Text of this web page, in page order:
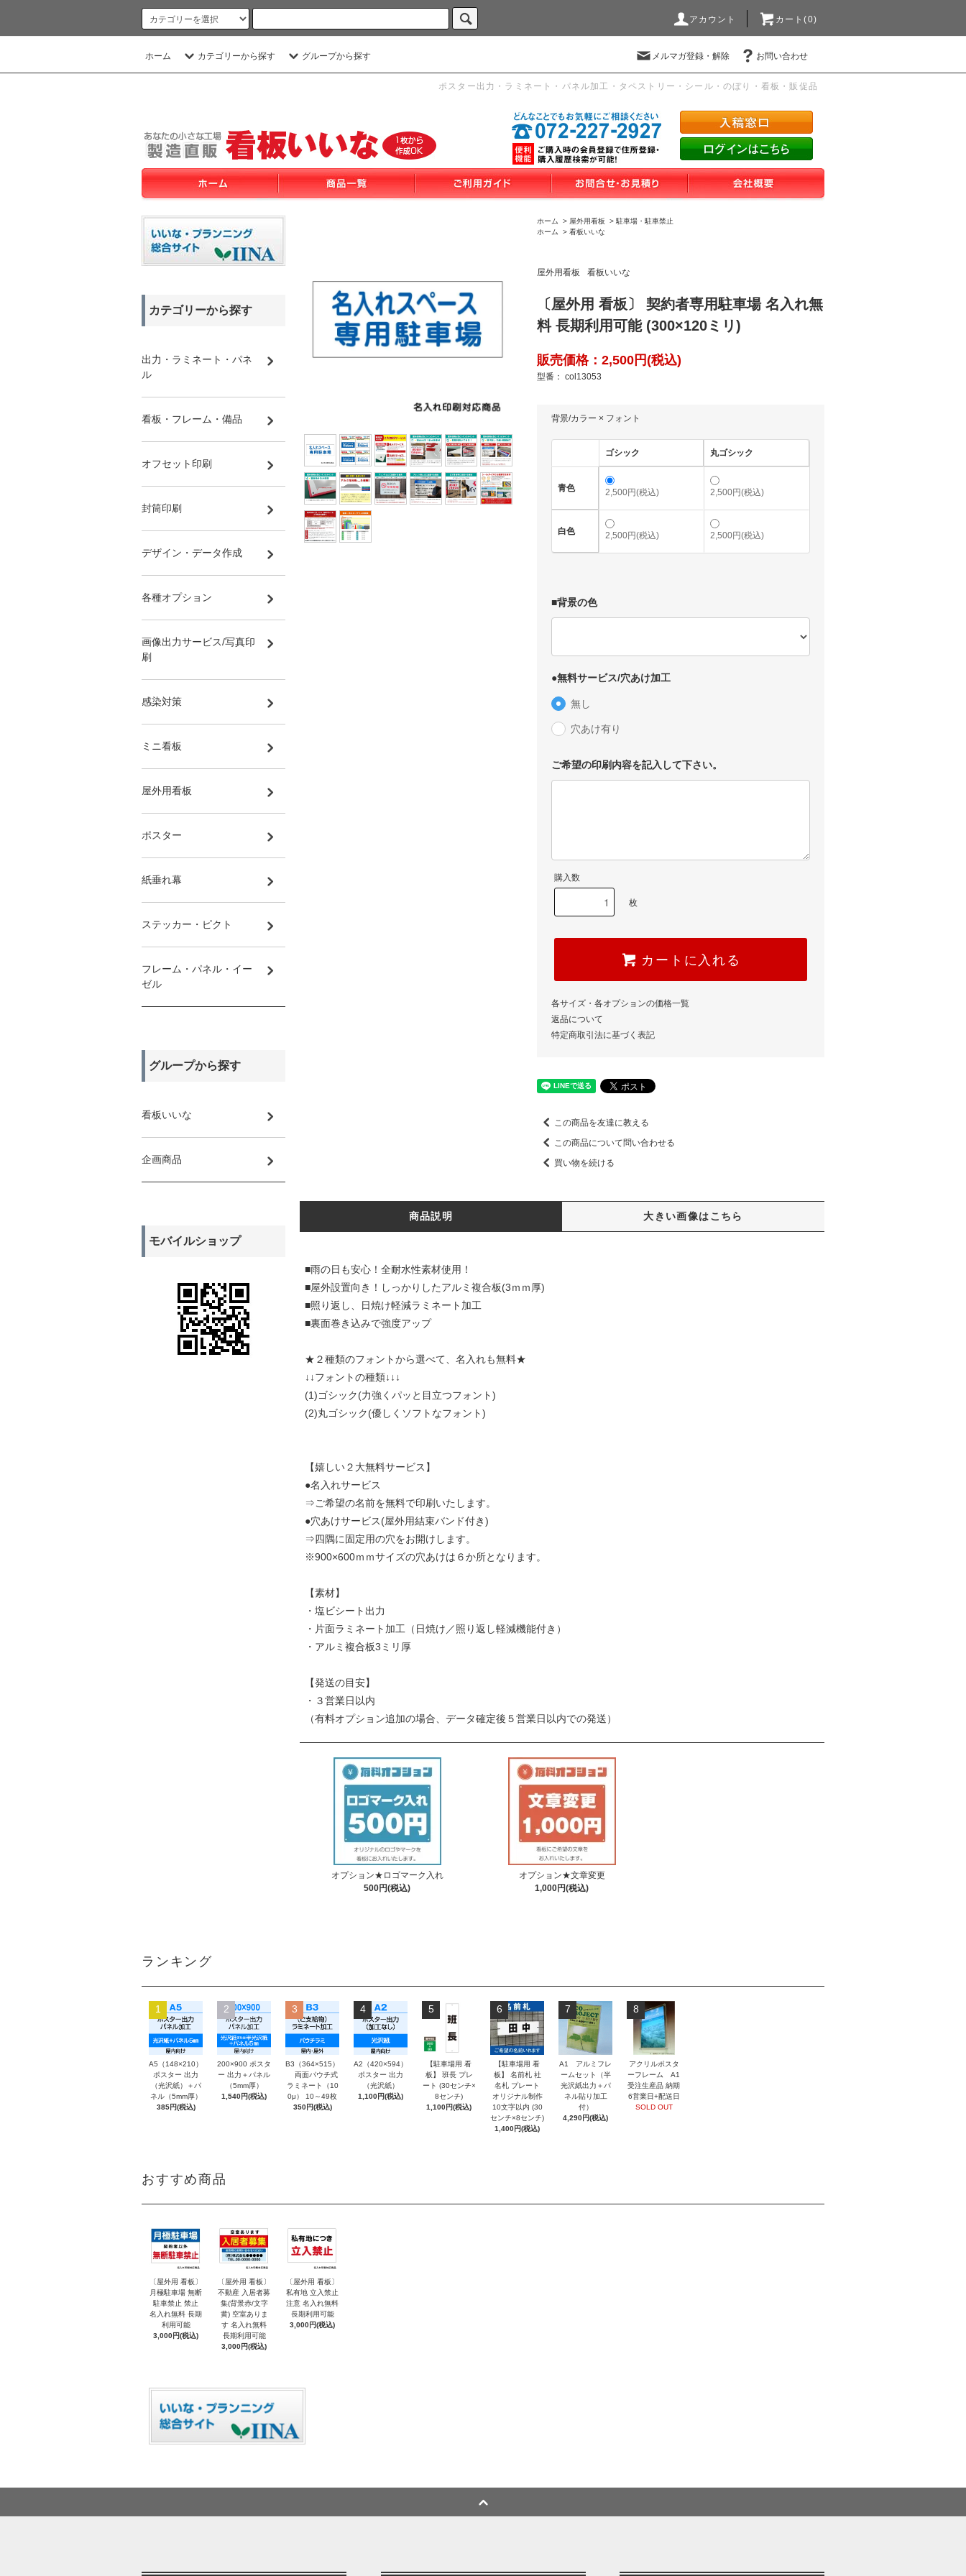
アカウント カート(0)
ホーム カテゴリーから探す グループから探す メルマガ登録・解除 お問い合わせ
ポスター出力・ラミネート・パネル加工・タペストリー・シール・のぼり・看板・販促品
ホーム > 屋外用看板 > 駐車場・駐車禁止
ホーム
> 看板いいな
屋外用看板 看板いいな
〔屋外用 看板〕 契約者専用駐車場 名入れ無
料 長期利用可能 (300×120ミリ)
販売価格：2,500円(税込)
型番： col13053
背景/カラー × フォント
ゴシック 丸ゴシック
青色 2,500円(税込) 2,500円(税込)
白色 2,500円(税込) 2,500円(税込)
■背景の色
●無料サービス/穴あけ加工
無し
穴あけ有り
ご希望の印刷内容を記入して下さい。
購入数
枚
カートに入れる
各サイズ・各オプションの価格一覧
返品について
特定商取引法に基づく表記
この商品を友達に教える
この商品について問い合わせる
買い物を続ける
商品説明 大きい画像はこちら
■雨の日も安心！全耐水性素材使用！
■屋外設置向き！しっかりしたアルミ複合板(3ｍｍ厚)
■照り返し、日焼け軽減ラミネート加工
■裏面巻き込みで強度アップ
★２種類のフォントから選べて、名入れも無料★
↓↓フォントの種類↓↓↓
(1)ゴシック(力強くパッと目立つフォント)
(2)丸ゴシック(優しくソフトなフォント)
【嬉しい２大無料サービス】
●名入れサービス
⇒ご希望の名前を無料で印刷いたします。
●穴あけサービス(屋外用結束バンド付き)
⇒四隅に固定用の穴をお開けします。
※900×600ｍｍサイズの穴あけは６か所となります。
【素材】
・塩ビシート出力
・片面ラミネート加工（日焼け／照り返し軽減機能付き）
・アルミ複合板3ミリ厚
【発送の目安】
・３営業日以内
（有料オプション追加の場合、データ確定後５営業日以内での発送）
オプション★ロゴマーク入れ
500円(税込)
オプション★文章変更
1,000円(税込)
カテゴリーから探す
出力・ラミネート・パネ
ル
看板・フレーム・備品
オフセット印刷
封筒印刷
デザイン・データ作成
各種オプション
画像出力サービス/写真印
刷
感染対策
ミニ看板
屋外用看板
ポスター
紙垂れ幕
ステッカー・ピクト
フレーム・パネル・イー
ゼル
グループから探す
看板いいな
企画商品
モバイルショップ
ランキング
1
A5（148×210）
ポスター 出力
（光沢紙）＋パ
ネル（5mm厚）
385円(税込)
2
200×900 ポスタ
ー 出力＋パネル
（5mm厚）
1,540円(税込)
3
B3（364×515）
両面パウチ式
ラミネート（10
0μ） 10～49枚
350円(税込)
4
A2（420×594）
ポスター 出力
（光沢紙）
1,100円(税込)
5
【駐車場用 看
板】 班長 プレ
ート (30センチ×
8センチ)
1,100円(税込)
6
【駐車場用 看
板】 名前札 社
名札 プレート
オリジナル制作
10文字以内 (30
センチ×8センチ)
1,400円(税込)
7
A1 アルミフレ
ームセット（半
光沢紙出力＋パ
ネル貼り加工
付）
4,290円(税込)
8
アクリルポスタ
ーフレーム A1
受注生産品 納期
6営業日+配送日
SOLD OUT
おすすめ商品
〔屋外用 看板〕
月極駐車場 無断
駐車禁止 禁止
名入れ無料 長期
利用可能
3,000円(税込)
〔屋外用 看板〕
不動産 入居者募
集(背景赤/文字
黄) 空室ありま
す 名入れ無料
長期利用可能
3,000円(税込)
〔屋外用 看板〕
私有地 立入禁止
注意 名入れ無料
長期利用可能
3,000円(税込)